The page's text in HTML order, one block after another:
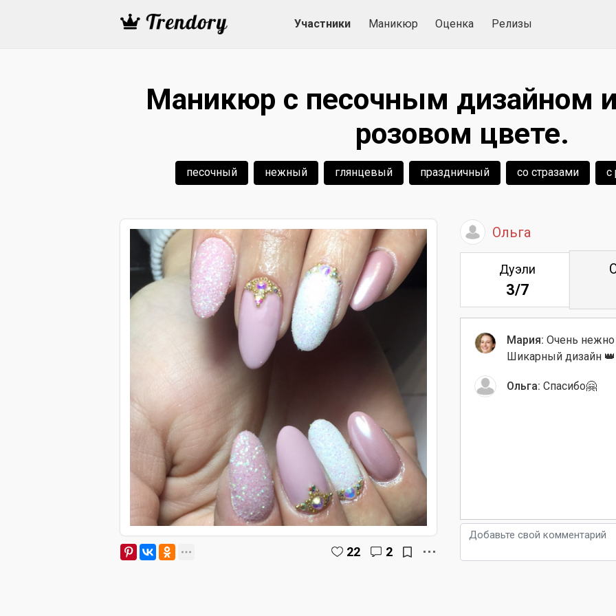
Участники Маникюр Оценка Релизы
Маникюр с песочным дизайном
розовом цвете.
песочный нежный глянцевый праздничный со стразами с
22 2
Ольга
Дуэли
3/7
Мария: Очень нежно
Шикарный дизайн 👑
Ольга: Спасибо🤗